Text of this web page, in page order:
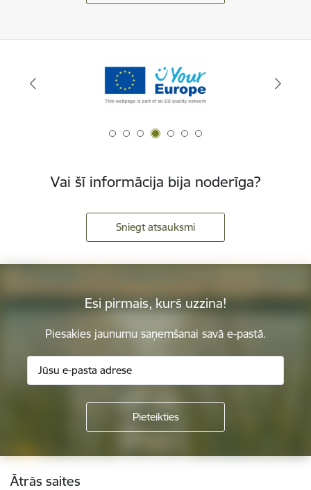
Vai šī informācija bija noderīga?
Sniegt atsauksmi
Esi pirmais, kurš uzzina!
Piesakies jaunumu saņemšanai savā e-pastā.
Kājene
Ātrās saites